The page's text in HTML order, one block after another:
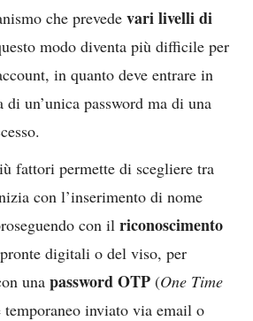
che prevede vari livelli di
modo diventa più difficile per
in quanto deve entrare in
di un’unica password ma di una
fattori permette di scegliere tra
con l’inserimento di nome
con il riconoscimento
digitali o del viso, per
una password OTP (One Time
inviato via email o